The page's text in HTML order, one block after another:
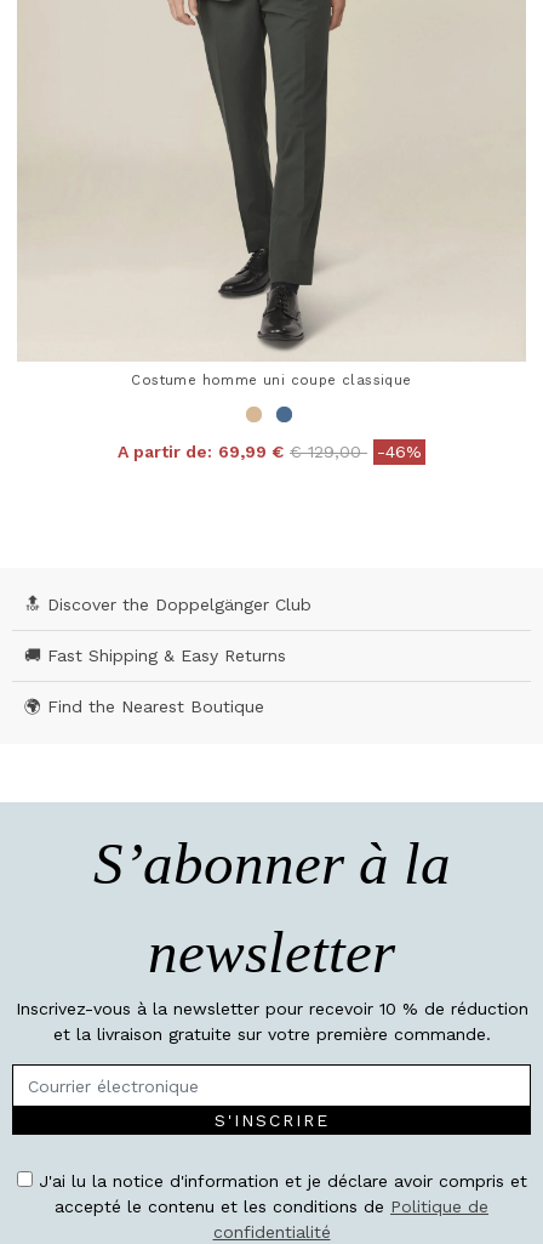
Costume homme uni coupe classique
A partir de: 69,99 € Price reduced from
€ 129,00to-46%
🔝 Discover the Doppelgänger Club
🚚 Fast Shipping & Easy Returns
🌍 Find the Nearest Boutique
S’abonner à la
newsletter
Inscrivez-vous à la newsletter pour recevoir 10 % de réduction
et la livraison gratuite sur votre première commande.
S'INSCRIRE
J'ai lu la notice d'information et je déclare avoir compris et
accepté le contenu et les conditions de Politique de
confidentialité